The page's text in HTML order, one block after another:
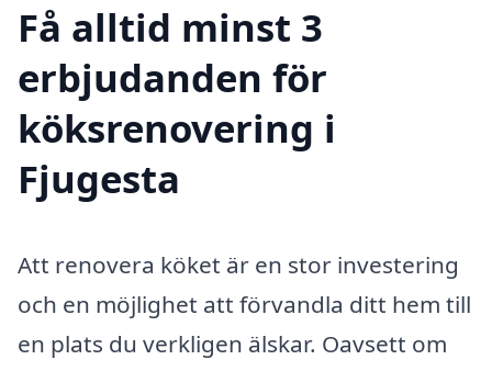
Få alltid minst 3
erbjudanden för
köksrenovering i
Fjugesta
Att renovera köket är en stor investering
och en möjlighet att förvandla ditt hem till
en plats du verkligen älskar. Oavsett om